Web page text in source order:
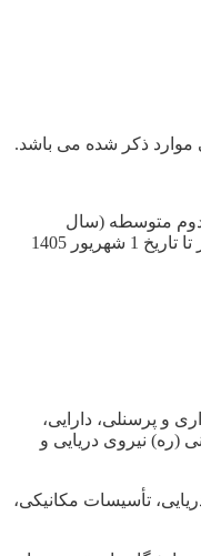
یاد شده در سال دوم متوسطه (سال
یازدهم) ملاک است و بایستی مدرک قبولی سال آخر متوسطه ( سال دوازدهم) خود رابا شرط حداقل معدل اعلامی و حداکثرتا قبل از شروع دوره جامعه پذیری نظامی مشترک حداکثر تا تاریخ 1 شهریور 1405
و پرسنلی، دارایی،
(ره) نیروی دریایی و
تأسیسات مکانیکی،